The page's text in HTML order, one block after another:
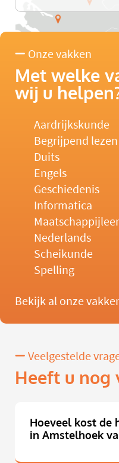
Onze vakken
Met welke
wij u
Aardrijkskunde
Begrijpend lezen
Duits
Engels
Geschiedenis
Informatica
Maatschappijleer
Nederlands
Scheikunde
Spelling
Bekijk al onze
Veelgestelde
Heeft u nog
Hoeveel kost de
in Amstelhoek